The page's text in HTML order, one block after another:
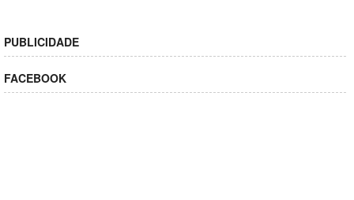
PUBLICIDADE
FACEBOOK